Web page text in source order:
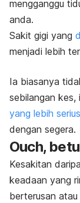
mengganggu
anda.
Sakit gigi yang
menjadi lebih
Ia biasanya
sebilangan
yang lebih serius
dengan segera.
Ouch,
Kesakitan
keadaan yang
berterusan